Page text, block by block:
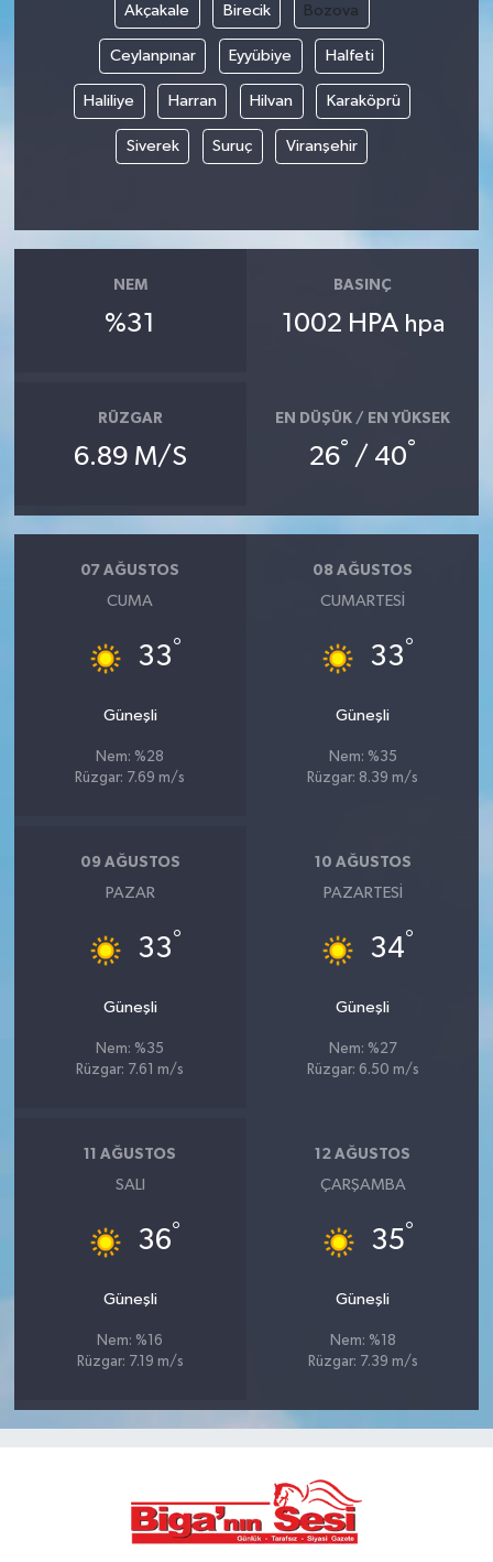
Akçakale Birecik Bozova
Ceylanpınar Eyyübiye Halfeti
Haliliye Harran Hilvan Karaköprü
Siverek Suruç Viranşehir
NEM
%31
BASINÇ
1002 HPA hpa
RÜZGAR
6.89 M/S
EN DÜŞÜK / EN YÜKSEK
26° / 40°
07 AĞUSTOS
CUMA
33°
Güneşli
Nem: %28
Rüzgar: 7.69 m/s
08 AĞUSTOS
CUMARTESI
33°
Güneşli
Nem: %35
Rüzgar: 8.39 m/s
09 AĞUSTOS
PAZAR
33°
Güneşli
Nem: %35
Rüzgar: 7.61 m/s
10 AĞUSTOS
PAZARTESI
34°
Güneşli
Nem: %27
Rüzgar: 6.50 m/s
11 AĞUSTOS
SALI
36°
Güneşli
Nem: %16
Rüzgar: 7.19 m/s
12 AĞUSTOS
ÇARŞAMBA
35°
Güneşli
Nem: %18
Rüzgar: 7.39 m/s
Resmî ilanlar
Sağlık
Siyaset
Tarım ve Ekonomi
Yaşam